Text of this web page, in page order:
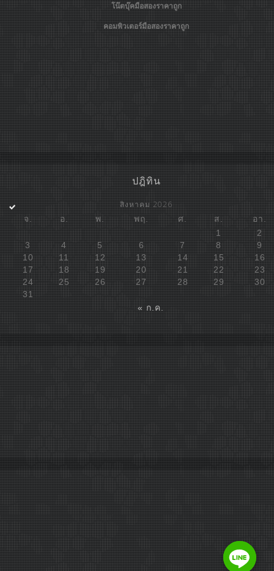
โน๊ตบุ๊คมือสองราคาถูก
คอมพิวเตอร์มือสองราคาถูก
ปฎิทิน
สิงหาคม 2026
จ. อ. พ. พฤ. ศ. ส.
อา.
1
2
3
4 5 6 7 8
9
10
11 12 13 14 15
16
17
18 19 20 21 22
23
24
25 26 27 28 29
30
31
« ก.ค.